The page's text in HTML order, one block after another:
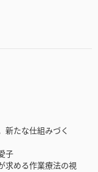
たな仕組みづく
子
める作業療法の視